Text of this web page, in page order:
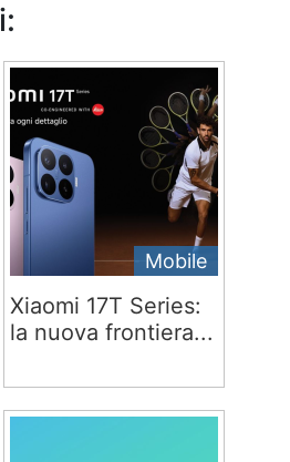
Mobile
Xiaomi 17T Series:
la nuova frontiera...